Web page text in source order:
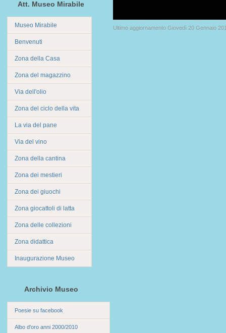
Att. Museo Mirabile
Museo Mirabile
Benvenuti
Zona della Casa
Zona del magazzino
Via dell'olio
Zona del ciclo della vita
La via del pane
Via del vino
Zona della cantina
Zona dei mestieri
Zona dei giuochi
Zona giocattoli di latta
Zona delle collezioni
Zona didattica
Inaugurazione Museo
Archivio Museo
Poesie su facebook
Albo d'oro anni 2000/2010
Ultimo aggiornamento Giovedì 20 Gennaio